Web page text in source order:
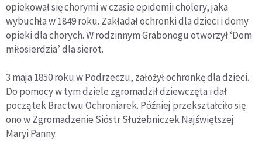
opiekował się chorymi w czasie epidemii cholery, jaka
wybuchła w 1849 roku. Zakładał ochronki dla dzieci i domy
opieki dla chorych. W rodzinnym Grabonogu otworzył ‘Dom
miłosierdzia’ dla sierot.
3 maja 1850 roku w Podrzeczu, założył ochronkę dla dzieci.
Do pomocy w tym dziele zgromadził dziewczęta i dał
początek Bractwu Ochroniarek. Później przekształciło się
ono w Zgromadzenie Sióstr Służebniczek Najświętszej
Maryi Panny.